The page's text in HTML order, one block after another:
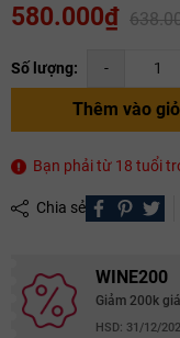
580.000₫
Số lượng: -
Thêm vào giỏ
Bạn phải từ 18 tuổi
Chia sẻ
WINE200
Giảm 200k
HSD: 31/12/